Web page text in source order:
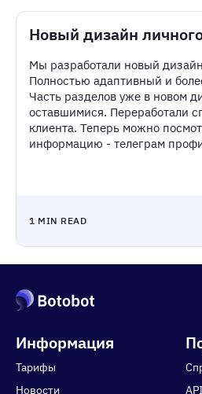
Новый дизайн
Мы разработали новый
Полностью адаптивный и
Часть разделов уже в новом
оставшимися. Переработали
клиента. Теперь можно
информацию - телеграм
1 MIN READ
Информация
Тарифы
Новости
API